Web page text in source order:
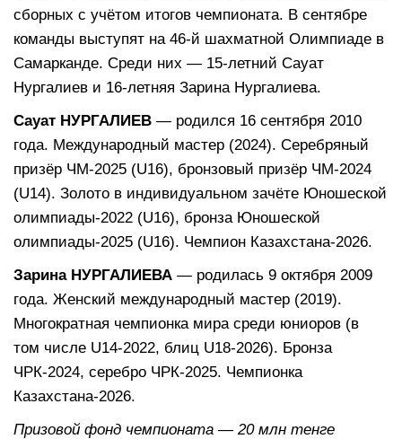
сборных с учётом итогов чемпионата. В сентябре
команды выступят на 46-й шахматной Олимпиаде в
Самарканде. Среди них — 15-летний Сауат
Нургалиев и 16-летняя Зарина Нургалиева.
Сауат НУРГАЛИЕВ — родился 16 сентября 2010
года. Международный мастер (2024). Серебряный
призёр ЧМ-2025 (U16), бронзовый призёр ЧМ-2024
(U14). Золото в индивидуальном зачёте Юношеской
олимпиады-2022 (U16), бронза Юношеской
олимпиады-2025 (U16). Чемпион Казахстана-2026.
Зарина НУРГАЛИЕВА — родилась 9 октября 2009
года. Женский международный мастер (2019).
Многократная чемпионка мира среди юниоров (в
том числе U14-2022, блиц U18-2026). Бронза
ЧРК-2024, серебро ЧРК-2025. Чемпионка
Казахстана-2026.
Призовой фонд чемпионата — 20 млн тенге